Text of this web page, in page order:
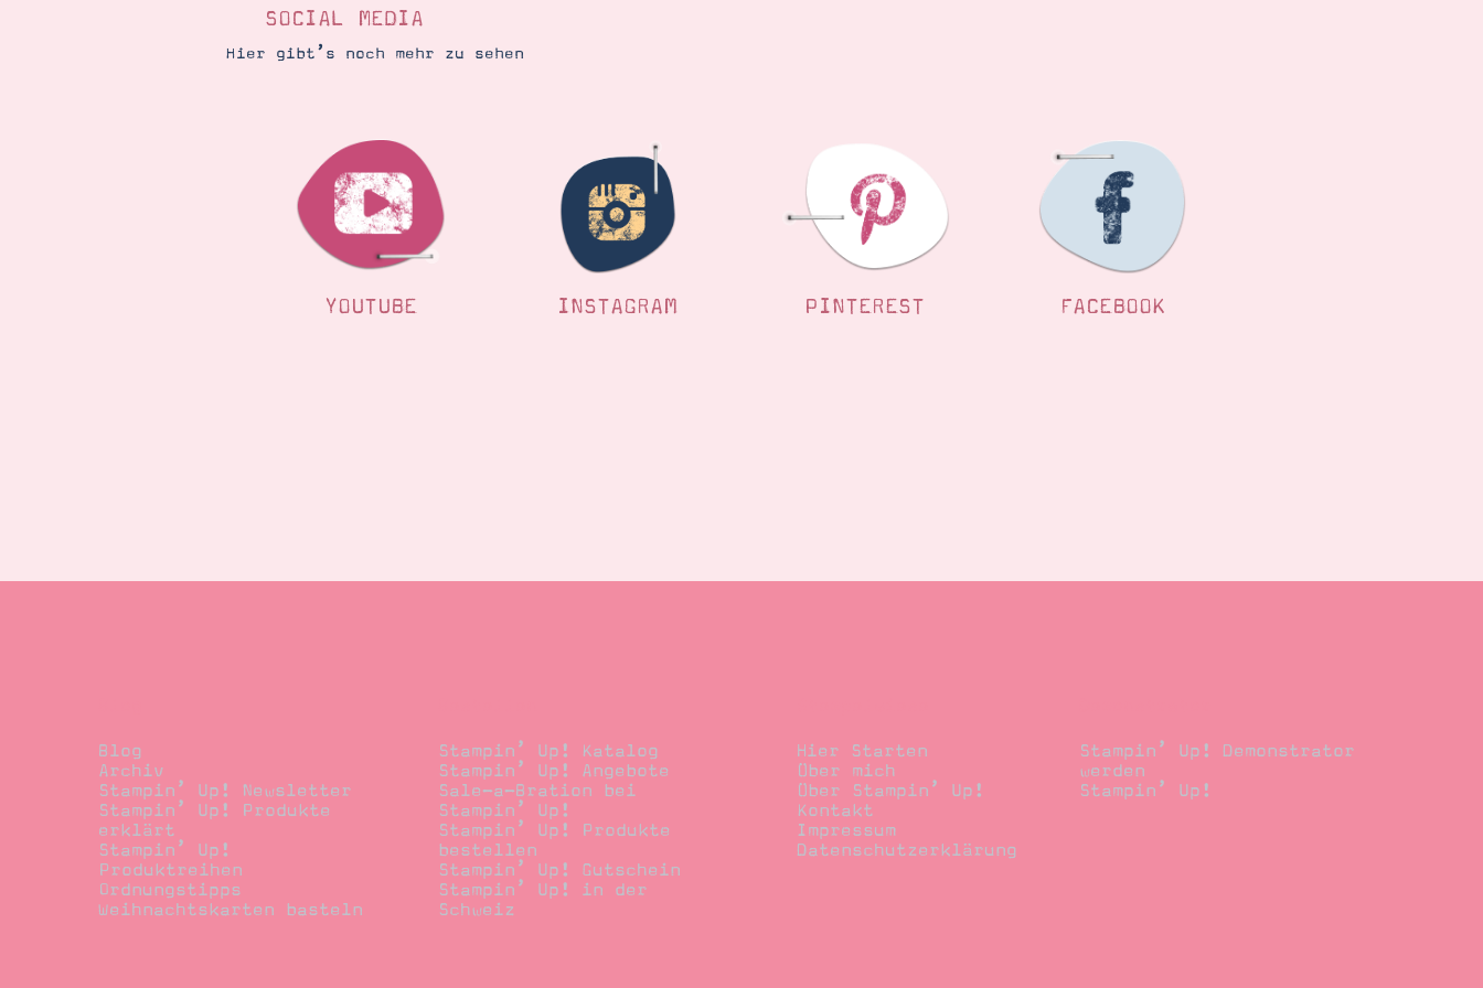
SOCIAL MEDIA
Hier gibt’s noch mehr zu sehen
YOUTUBE INSTAGRAM PINTEREST FACEBOOK
Blog
Archiv
Stampin’ Up! Newsletter
Stampin’ Up! Produkte
erklärt
Stampin’ Up!
Produktreihen
Ordnungstipps
Weihnachtskarten basteln
Stampin’ Up! Katalog
Stampin’ Up! Angebote
Sale-a-Bration bei
Stampin’ Up!
Stampin’ Up! Produkte
bestellen
Stampin’ Up! Gutschein
Stampin’ Up! in der
Schweiz
Hier Starten
Über mich
Über Stampin’ Up!
Kontakt
Impressum
Datenschutzerklärung
Stampin’ Up! Demonstrator
werden
Stampin’ Up!